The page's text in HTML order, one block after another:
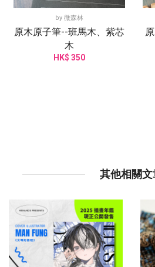
by 微森林
原木原子筆--班馬木、紫芯
木
HK$ 350
其他相關文